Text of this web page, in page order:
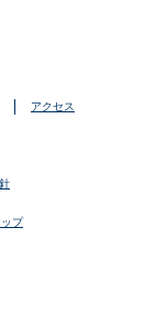
アクセス
プ